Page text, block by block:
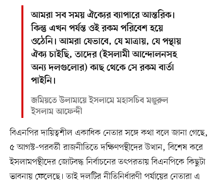
আমরা সব সময় ঐক্যের ব্যাপারে আন্তরিক।
কিন্তু এখন পর্যন্ত ওই রকম পরিবেশ হয়ে
ওঠেনি। আমরা যেভাবে, যে মাত্রায়, যে পন্থায়
ঐক্য চাইছি, তাদের (ইসলামী আন্দোলনসহ
অন্য দলগুলোর) কাছ থেকে সে রকম বার্তা
পাইনি।
জমিয়তে উলামায়ে ইসলামে মহাসচিব মঞ্জুরুল
ইসলাম আফেন্দী
বিএনপির দায়িত্বশীল একাধিক নেতার সঙ্গে কথা বলে জানা গেছে,
৫ আগস্ট–পরবর্তী রাজনীতিতে দক্ষিণপন্থীদের উত্থান, বিশেষ করে
ইসলামপন্থীদের জোটবদ্ধ নির্বাচনের তৎপরতায় বিএনপিকে কিছুটা
ভাবনায় ফেলেছে। তাই দলটির নীতিনির্ধারণী পর্যায়ের নেতারা এ